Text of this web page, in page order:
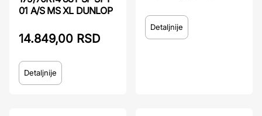
01 A/S MS XL DUNLOP
14.849,00 RSD
Detaljnije
Detaljnije